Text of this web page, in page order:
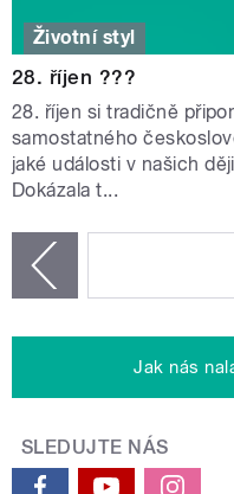
Životní styl
28. říjen ???
28. říjen si tradičně
samostatného
jaké události v našich
Dokázala t...
Jak nás
SLEDUJTE NÁS